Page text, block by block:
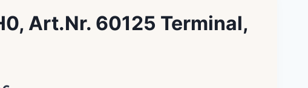
Art.Nr. 60125 Terminal,